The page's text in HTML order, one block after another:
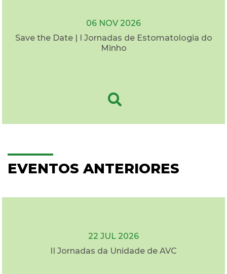
06 NOV 2026
Save the Date | I Jornadas de Estomatologia do
Minho
EVENTOS ANTERIORES
22 JUL 2026
II Jornadas da Unidade de AVC